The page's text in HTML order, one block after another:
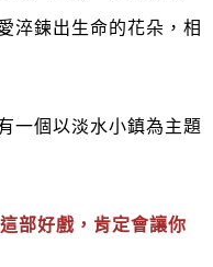
淬鍊出生命的花朵，相
一個以淡水小鎮為主題
部好戲，肯定會讓你